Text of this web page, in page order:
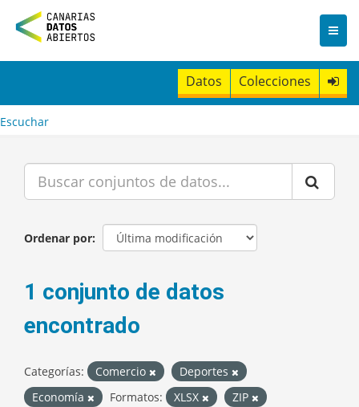
n
t
Datos Colecciones
Escuchar
Ordenar por
1 conjunto de datos
encontrado
Categorías: Comercio
Deportes
Economía
Formatos: XLSX
ZIP